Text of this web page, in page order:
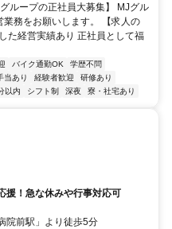
ループの正社員大募集】 MJグル
務をお願いします。 【求人の
た経営実績あり 正社員として福
バイク通勤OK
学歴不問
当あり 経験者歓迎
研修あり
以内 シフト制 深夜 寮・社宅あり
援！急な休みや行事対応可
院前駅」より徒歩5分